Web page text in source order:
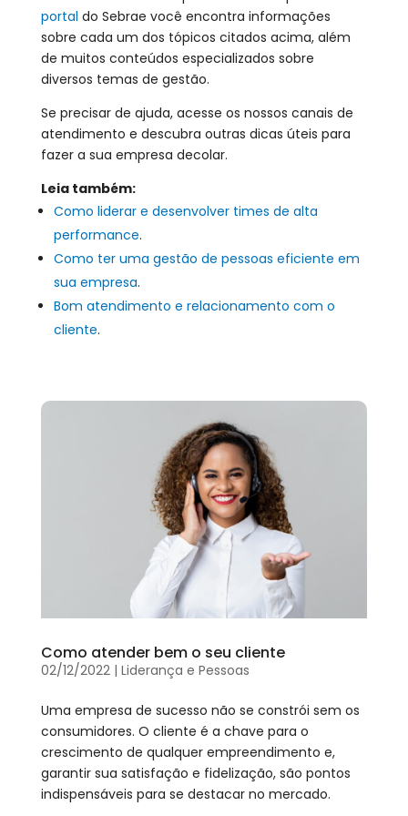
portal do Sebrae você encontra informações
sobre cada um dos tópicos citados acima, além
de muitos conteúdos especializados sobre
diversos temas de gestão.
Se precisar de ajuda, acesse os nossos canais de
atendimento e descubra outras dicas úteis para
fazer a sua empresa decolar.
Leia também:
Como liderar e desenvolver times de alta
performance.
Como ter uma gestão de pessoas eficiente em
sua empresa.
Bom atendimento e relacionamento com o
cliente.
Como atender bem o seu cliente
02/12/2022| Liderança e Pessoas
Uma empresa de sucesso não se constrói sem os
consumidores. O cliente é a chave para o
crescimento de qualquer empreendimento e,
garantir sua satisfação e fidelização, são pontos
indispensáveis para se destacar no mercado.